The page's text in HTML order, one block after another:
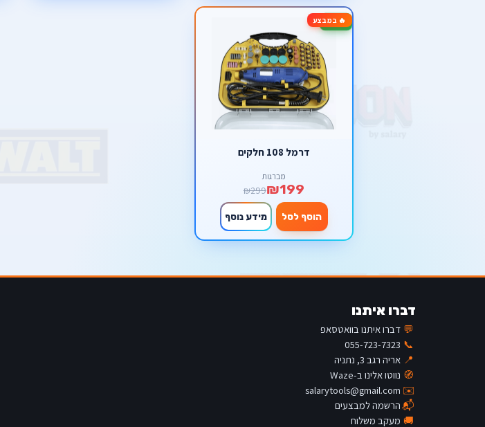
🔥 במבצע-33%
דרמל 108 חלקים
מברגות
₪199
₪299
הוסף לסל מידע נוסף
דברו איתנו
💬 דברו איתנו בוואטסאפ
📞
055-723-7323
📍 אריה רגב 3, נתניה
🧭 נווטו אלינו ב-Waze
✉️
salarytools@gmail.com
📬הרשמה למבצעים
🚚 מעקב משלוח